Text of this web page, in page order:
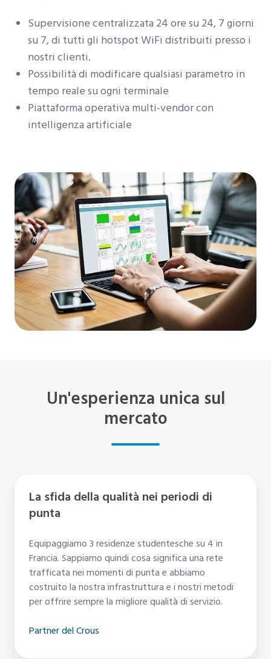
Supervisione centralizzata 24 ore su 24, 7 giorni
su 7, di tutti gli hotspot WiFi distribuiti presso i
nostri clienti.
Possibilità di modificare qualsiasi parametro in
tempo reale su ogni terminale
Piattaforma operativa multi-vendor con
intelligenza artificiale
Un'esperienza unica sul
mercato
sfida
della
nei
periodi
punta
La sfida della qualità nei periodi di
punta
Equipaggiamo 3 residenze studentesche su 4 in
Francia. Sappiamo quindi cosa significa una rete
trafficata nei momenti di punta e abbiamo
costruito la nostra infrastruttura e i nostri metodi
per offrire sempre la migliore qualità di servizio.
Partner del Crous